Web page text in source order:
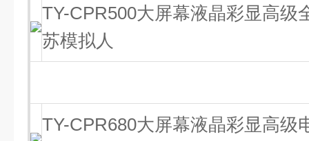
TY-CPR500大屏幕液晶彩显高级
苏模拟人
TY-CPR680大屏幕液晶彩显高级